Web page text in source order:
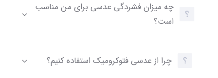
چه میزان فشردگی عدسی برای من مناسب
است؟
چرا از عدسی فتوکرومیک استفاده کنیم؟